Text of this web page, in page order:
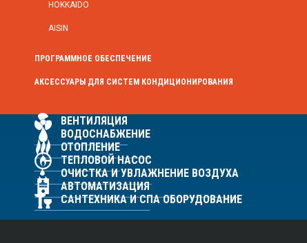
HOKKAIDO
AISIN
ПРОГРАММНОЕ ОБЕСПЕЧЕНИЕ
АКСЕССУАРЫ ДЛЯ СИСТЕМ КОНДИЦИОНИРОВАНИЯ
ВЕНТИЛЯЦИЯ
ВОДОСНАБЖЕНИЕ
ОТОПЛЕНИЕ
ТЕПЛОВОЙ НАСОС
ОЧИСТКА И УВЛАЖНЕНИЕ ВОЗДУХА
АВТОМАТИЗАЦИЯ
САНТЕХНИКА И СПА ОБОРУДОВАНИЕ